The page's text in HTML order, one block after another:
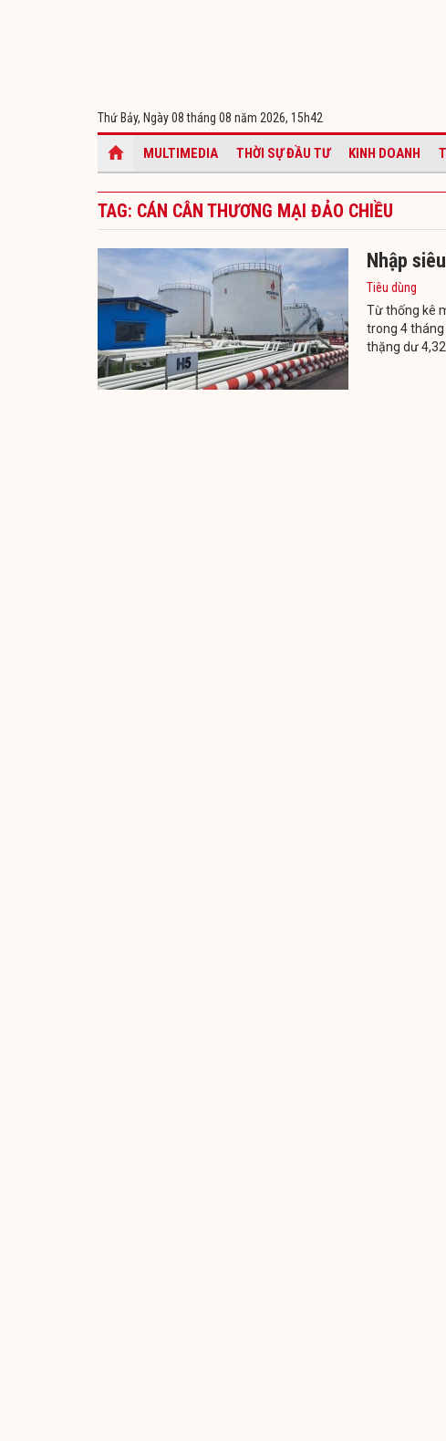
Thứ Bảy, Ngày 08 tháng 08 năm 2026, 15h42
MULTIMEDIA THỜI SỰ ĐẦU TƯ KINH DOANH
TAG: CÁN CÂN THƯƠNG MẠI ĐẢO CHIỀU
Nhập
Tiêu dùng
Từ thống kê
trong 4 tháng
thặng dư 4,32